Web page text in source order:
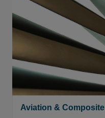
Aviation & Composite